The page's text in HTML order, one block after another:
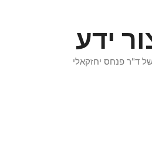
ידע
ד"ר פנחס יחזקאלי